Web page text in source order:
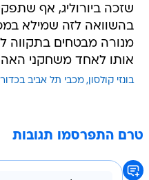
שזכה ביורוליג, אף
בהשוואה לזה שמילא
מנורה מבטחים בתקווה
אותו לאחד משחקני
בונזי קולסון מכבי תל אביב
טרם התפרסמו תגובות